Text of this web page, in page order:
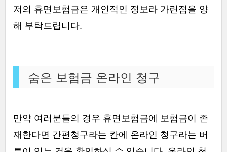
저의 휴면보험금은 개인적인 정보라 가린점을 양
해 부탁드립니다.
숨은 보험금 온라인 청구
만약 여러분들의 경우 휴면보험금에 보험금이 존
재한다면 간편청구라는 칸에 온라인 청구라는 버